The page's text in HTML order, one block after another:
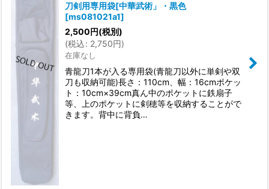
刀剣用専用袋[中華武術」・黒色
[ms081021a1]
2,500円(税別)
(税込: 2,750円)
在庫なし
青龍刀1本が入る専用袋(青龍刀以外に単剣や双
刀も収納可能)長さ：110cm、幅：16cmポケッ
ト：10cm×39cm真ん中のポケットに鉄扇子
等、上のポケットに剣穂等を収納することがで
きます。背中に背負…